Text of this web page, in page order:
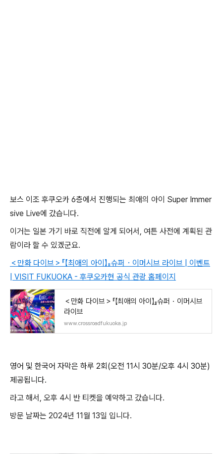
보스 이조 후쿠오카 6층에서 진행되는 최애의 아이 Super Immer
sive Live에 갔습니다.
이거는 일본 가기 바로 직전에 알게 되어서, 여튼 사전에 계획된 관
람이라 할 수 있겠군요.
＜만화 다이브＞『【최애의 아이】』슈퍼・이머시브 라이브 | 이벤트
| VISIT FUKUOKA - 후쿠오카현 공식 관광 홈페이지
＜만화 다이브＞『【최애의 아이】』슈퍼・이머시브
라이브
www.crossroadfukuoka.jp
영어 및 한국어 자막은 하루 2회(오전 11시 30분/오후 4시 30분)
제공됩니다.
라고 해서, 오후 4시 반 티켓을 예약하고 갔습니다.
방문 날짜는 2024년 11월 13일 입니다.